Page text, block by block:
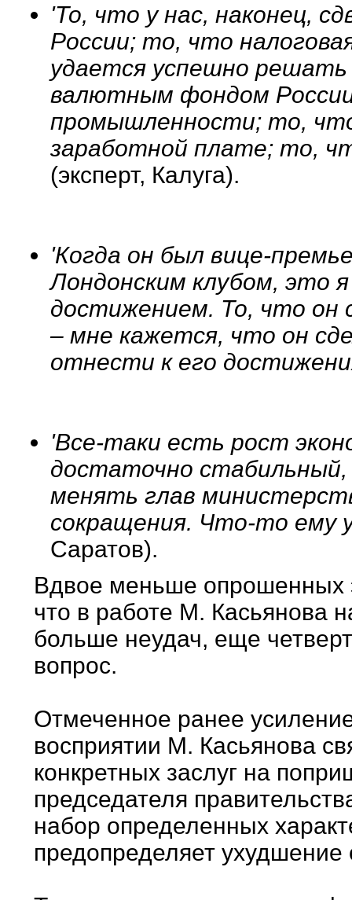
'То, что у нас, наконец,
России; то, что
удается успешно
валютным фондом
промышленности; то,
заработной плате; то,
(эксперт, Калуга).
'Когда он был вице-
Лондонским клубом, это
достижением. То, что он
– мне кажется, что он
отнести к его
'Все-таки есть рост
достаточно
менять глав
сокращения. Что-то ему
Саратов).
Вдвое меньше опрошенных
что в работе М. Касьянова
больше неудач, еще
вопрос.
Отмеченное ранее
восприятии М. Касьянова
конкретных заслуг на
председателя
набор определенных
предопределяет